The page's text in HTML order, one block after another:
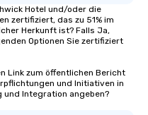
Hotel und/oder die
zertifiziert, das zu 51% im
Herkunft ist? Falls Ja,
Optionen Sie zertifiziert
Link zum öffentlichen Bericht
und Initiativen in
Integration angeben?